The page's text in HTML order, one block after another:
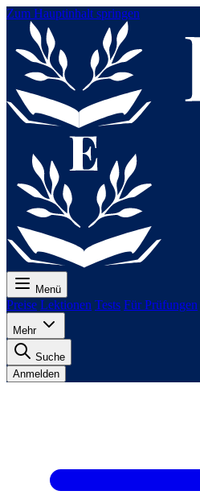
Zum Hauptinhalt springen
Menü
Preise Lektionen Tests Für Prüfungen
Mehr
Suche
Anmelden